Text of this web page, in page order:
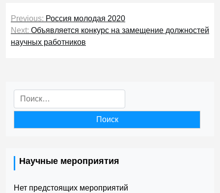
Навигация
по
записям
Previous: Россия молодая 2020
Next: Объявляется конкурс на замещение должностей
научных работников
Найти:
Научные мероприятия
Нет предстоящих мероприятий